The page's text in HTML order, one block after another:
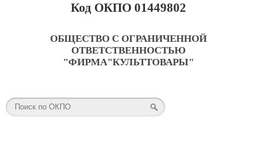
Код ОКПО 01449802
ОБЩЕСТВО С ОГРАНИЧЕННОЙ
ОТВЕТСТВЕННОСТЬЮ
"ФИРМА"КУЛЬТТОВАРЫ"